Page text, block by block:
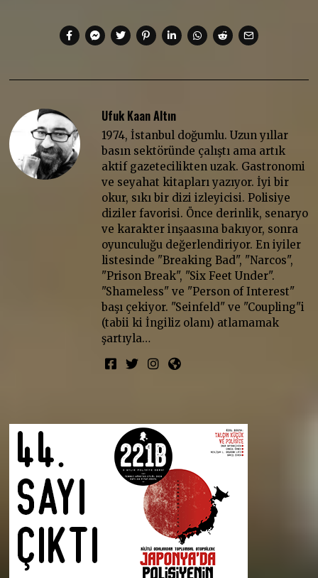
Ufuk Kaan Altın
1974, İstanbul doğumlu. Uzun yıllar
basın sektöründe çalıştı ama artık
aktif gazetecilikten uzak. Gastronomi
ve seyahat kitapları yazıyor. İyi bir
okur, sıkı bir dizi izleyicisi. Polisiye
diziler favorisi. Önce derinlik, senaryo
ve karakter inşaasına bakıyor, sonra
oyunculuğu değerlendiriyor. En iyiler
listesinde "Breaking Bad", "Narcos",
"Prison Break", "Six Feet Under".
"Shameless" ve "Person of Interest"
başı çekiyor. "Seinfeld" ve "Coupling"i
(tabii ki İngiliz olanı) atlamamak
şartıyla…